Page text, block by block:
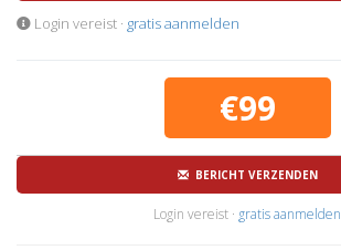
Login vereist · gratis aanmelden
€99
BERICHT VERZENDEN
Login vereist · gratis aanmelden